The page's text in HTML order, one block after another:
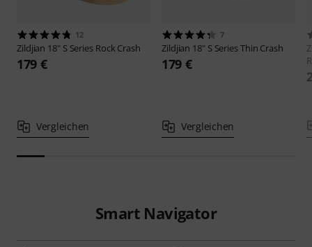
12
Zildjian 18" S Series Rock Crash
179 €
Vergleichen
7
Zildjian 18" S Series Thin Crash
179 €
Vergleichen
Smart Navigator